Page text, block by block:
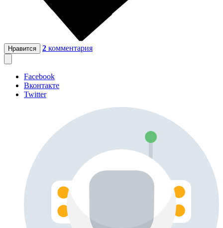
Нравится 2 комментария
Facebook
Вконтакте
Twitter